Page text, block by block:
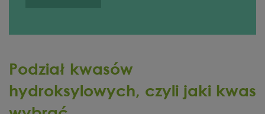
Podział kwasów
hydroksylowych, czyli jaki kwas